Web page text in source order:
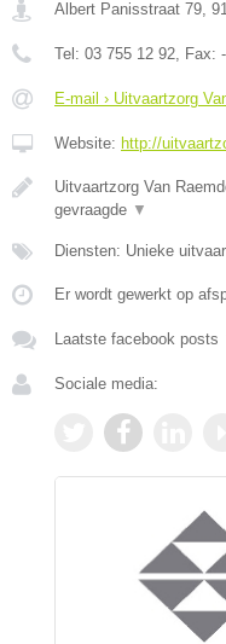
Albert Panisstraat 79,
Tel: 03 755 12 92, Fax: -
E-mail › Uitvaartzorg
Website: http://
Uitvaartzorg Van
gevraagde ▼
Diensten: Unieke
Er wordt gewerkt op
Laatste facebook posts
Sociale media: